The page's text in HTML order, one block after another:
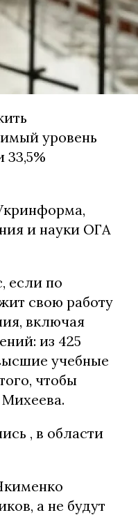
уровень
33,5%
и науки ОГА
если по
свою работу
включая
из 425
учебные
чтобы
, в области
а не будут